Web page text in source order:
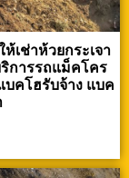
เช่าห้วยกระเจา
การรถแม็คโคร
บคโฮรับจ้าง แบค